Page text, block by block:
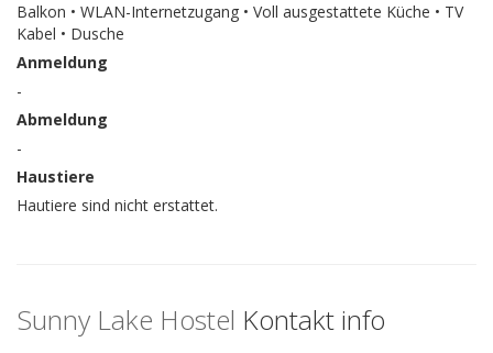
Balkon • WLAN-Internetzugang • Voll ausgestattete Küche • TV
Kabel • Dusche
Anmeldung
-
Abmeldung
-
Haustiere
Hautiere sind nicht erstattet.
Sunny Lake Hostel Kontakt info